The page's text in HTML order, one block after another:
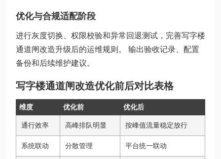
优化与合规适配阶段
进行灰度切换、权限校验和异常回退测试，完善写字楼
通道闸改造升级后的运维规则。 输出验收记录、配置
备份和后续维护建议。
写字楼通道闸改造优化前后对比表格
维度 优化前 优化后
通行效率 高峰排队明显 按峰值流量稳定放行
系统联动 分散管理 平台统一联动